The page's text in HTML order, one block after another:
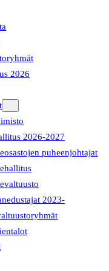
2026
2026-2027
puheenjohtajat
2023-